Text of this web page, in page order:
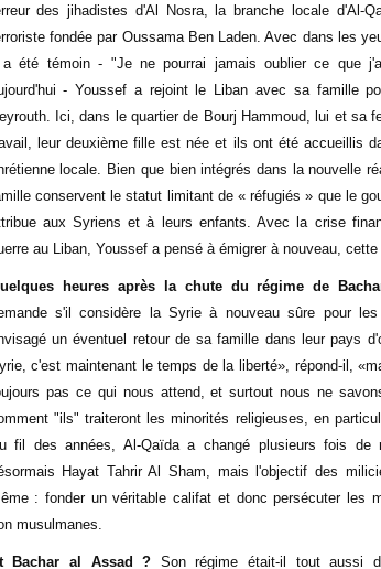
des jihadistes d'Al Nosra, la branche locale d'Al-
fondée par Oussama Ben Laden. Avec dans les
été témoin - "Je ne pourrai jamais oublier ce que
- Youssef a rejoint le Liban avec sa famille
Ici, dans le quartier de Bourj Hammoud, lui et sa
leur deuxième fille est née et ils ont été accueillis
locale. Bien que bien intégrés dans la nouvelle
conservent le statut limitant de « réfugiés » que le
aux Syriens et à leurs enfants. Avec la crise
au Liban, Youssef a pensé à émigrer à nouveau, cette
heures après la chute du régime de
s'il considère la Syrie à nouveau sûre pour
un éventuel retour de sa famille dans leur pays
c'est maintenant le temps de la liberté», répond-il,
pas ce qui nous attend, et surtout nous ne
"ils" traiteront les minorités religieuses, en
fil des années, Al-Qaïda a changé plusieurs fois de
Hayat Tahrir Al Sham, mais l'objectif des
: fonder un véritable califat et donc persécuter les
musulmanes.
Bachar al Assad ? Son régime était-il tout aussi